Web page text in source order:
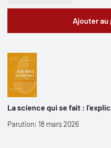
Ajouter au
La science qui se fait :
Parution: 18 mars 2026